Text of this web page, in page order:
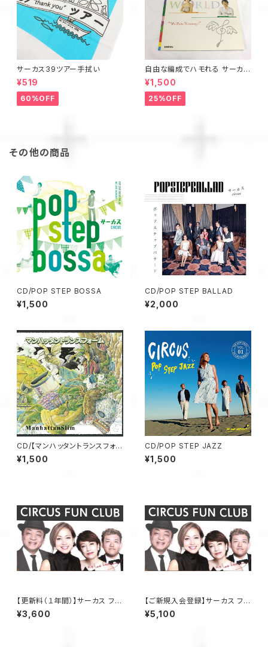
サーカス39ツアー手拭い
¥519
60%OFF
自由な編成でハモれる サーカス
とはじめるハーモニーワールド
¥1,500
25%OFF
その他の商品
CD/POP STEP BOSSA
¥1,500
CD/POP STEP BALLAD
¥2,000
CD/【マンハッタントランスフォー
ム】マンハッタンスリム＊CDのみ
¥1,500
CD/POP STEP JAZZ
¥1,500
【更新料（１年間）】サーカス ファ
ンクラブ ※他商品との同梱不可
¥3,600
【ご新規入会登録】サーカス ファ
ンクラブ
¥5,100